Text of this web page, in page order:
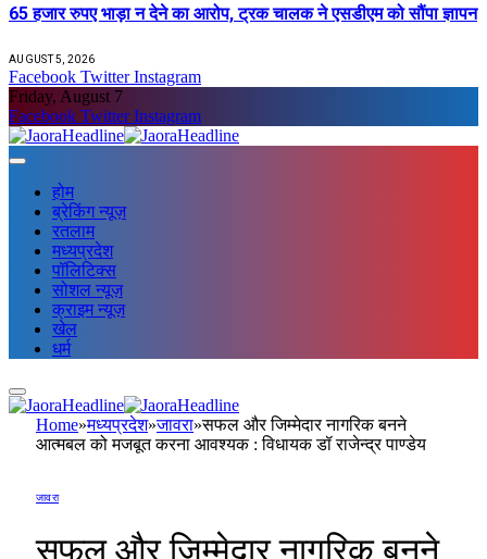
65 हजार रुपए भाड़ा न देने का आरोप, ट्रक चालक ने एसडीएम को सौंपा ज्ञापन
AUGUST 5, 2026
Facebook Twitter Instagram
Friday, August 7
Facebook Twitter Instagram
होम
ब्रेकिंग न्यूज़
रतलाम
मध्यप्रदेश
पॉलिटिक्स
सोशल न्यूज़
क्राइम न्यूज़
खेल
धर्म
Home»मध्यप्रदेश»जावरा»सफल और जिम्मेदार नागरिक बनने
आत्मबल को मजबूत करना आवश्यक : विधायक डॉ राजेन्द्र पाण्डेय
जावरा
सफल और जिम्मेदार नागरिक बनने